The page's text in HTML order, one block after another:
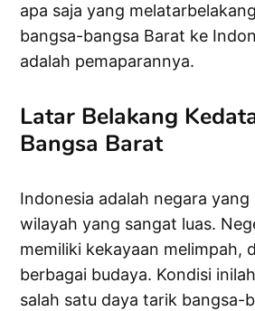
apa saja yang
bangsa-bangsa Barat ke
adalah pemaparannya.
Latar Belakang
Bangsa Barat
Indonesia adalah negara
wilayah yang sangat luas.
memiliki kekayaan melimpah,
berbagai budaya. Kondisi
salah satu daya tarik bangsa-